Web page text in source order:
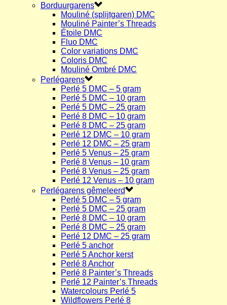
Borduurgarens
Mouliné (splijtgaren) DMC
Mouliné Painter’s Threads
Étoile DMC
Fluo DMC
Color variations DMC
Coloris DMC
Mouliné Ombré DMC
Perlégarens
Perlé 5 DMC – 5 gram
Perlé 5 DMC – 10 gram
Perlé 5 DMC – 25 gram
Perlé 8 DMC – 10 gram
Perlé 8 DMC – 25 gram
Perlé 12 DMC – 10 gram
Perlé 12 DMC – 25 gram
Perlé 5 Venus – 25 gram
Perlé 8 Venus – 10 gram
Perlé 8 Venus – 25 gram
Perlé 12 Venus – 10 gram
Perlégarens gêmeleerd
Perlé 5 DMC – 5 gram
Perlé 5 DMC – 25 gram
Perlé 8 DMC – 10 gram
Perlé 8 DMC – 25 gram
Perlé 12 DMC – 25 gram
Perlé 5 anchor
Perlé 5 Anchor kerst
Perlé 8 Anchor
Perlé 8 Painter’s Threads
Perlé 12 Painter’s Threads
Watercolours Perlé 5
Wildflowers Perlé 8